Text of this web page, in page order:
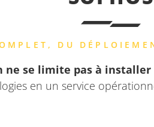
DU
ne se limite pas à installer
en un service